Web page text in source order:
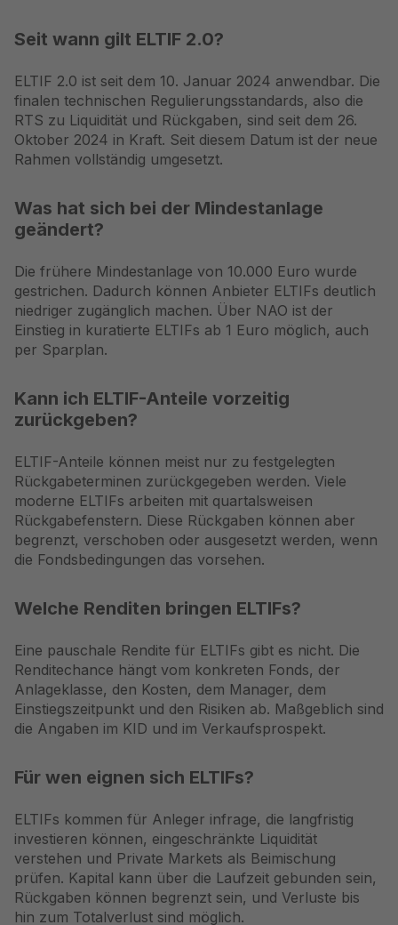
Seit wann gilt ELTIF 2.0?
ELTIF 2.0 ist seit dem 10. Januar 2024 anwendbar. Die
finalen technischen Regulierungsstandards, also die
RTS zu Liquidität und Rückgaben, sind seit dem 26.
Oktober 2024 in Kraft. Seit diesem Datum ist der neue
Rahmen vollständig umgesetzt.
Was hat sich bei der Mindestanlage
geändert?
Die frühere Mindestanlage von 10.000 Euro wurde
gestrichen. Dadurch können Anbieter ELTIFs deutlich
niedriger zugänglich machen. Über NAO ist der
Einstieg in kuratierte ELTIFs ab 1 Euro möglich, auch
per Sparplan.
Kann ich ELTIF-Anteile vorzeitig
zurückgeben?
ELTIF-Anteile können meist nur zu festgelegten
Rückgabeterminen zurückgegeben werden. Viele
moderne ELTIFs arbeiten mit quartalsweisen
Rückgabefenstern. Diese Rückgaben können aber
begrenzt, verschoben oder ausgesetzt werden, wenn
die Fondsbedingungen das vorsehen.
Welche Renditen bringen ELTIFs?
Eine pauschale Rendite für ELTIFs gibt es nicht. Die
Renditechance hängt vom konkreten Fonds, der
Anlageklasse, den Kosten, dem Manager, dem
Einstiegszeitpunkt und den Risiken ab. Maßgeblich sind
die Angaben im KID und im Verkaufsprospekt.
Für wen eignen sich ELTIFs?
ELTIFs kommen für Anleger infrage, die langfristig
investieren können, eingeschränkte Liquidität
verstehen und Private Markets als Beimischung
prüfen. Kapital kann über die Laufzeit gebunden sein,
Rückgaben können begrenzt sein, und Verluste bis
hin zum Totalverlust sind möglich.